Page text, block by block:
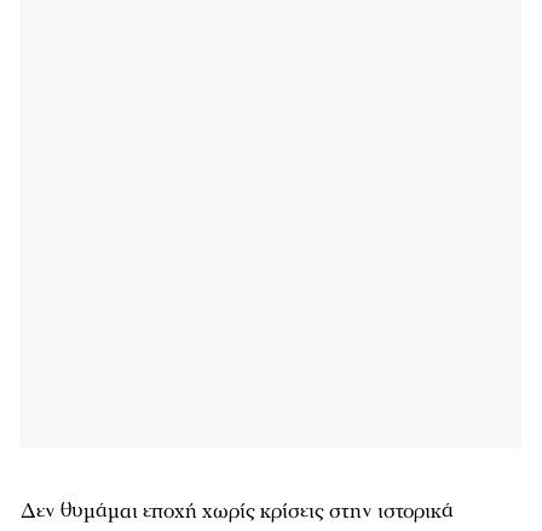
Δεν θυμάμαι εποχή χωρίς κρίσεις στην ιστορικά